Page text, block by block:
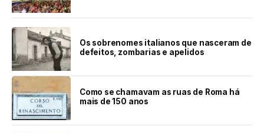
Os sobrenomes italianos que nasceram de
defeitos, zombarias e apelidos
Como se chamavam as ruas de Roma há
mais de 150 anos